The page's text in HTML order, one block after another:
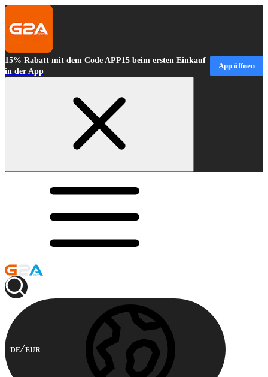
15% Rabatt mit dem Code APP15 beim ersten Einkauf
in der App
App öffnen
DE EUR